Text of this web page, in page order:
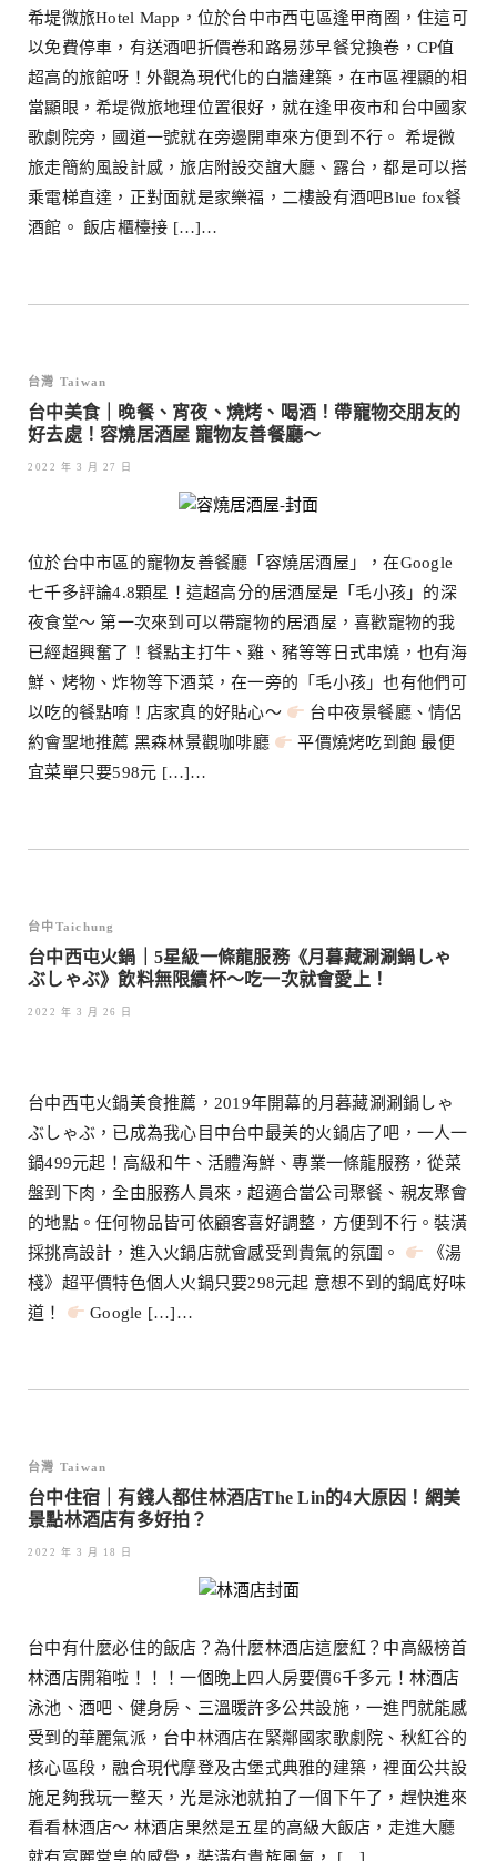
希堤微旅Hotel Mapp，位於台中市西屯區逢甲商圈，住這可
以免費停車，有送酒吧折價卷和路易莎早餐兌換卷，CP值
超高的旅館呀！外觀為現代化的白牆建築，在市區裡顯的相
當顯眼，希堤微旅地理位置很好，就在逢甲夜市和台中國家
歌劇院旁，國道一號就在旁邊開車來方便到不行。 希堤微
旅走簡約風設計感，旅店附設交誼大廳、露台，都是可以搭
乘電梯直達，正對面就是家樂福，二樓設有酒吧Blue fox餐
酒館。 飯店櫃檯接 […]…
台灣 Taiwan
台中美食｜晚餐、宵夜、燒烤、喝酒！帶寵物交朋友的
好去處！容燒居酒屋 寵物友善餐廳～
2022 年 3 月 27 日
位於台中市區的寵物友善餐廳「容燒居酒屋」，在Google
七千多評論4.8顆星！這超高分的居酒屋是「毛小孩」的深
夜食堂～ 第一次來到可以帶寵物的居酒屋，喜歡寵物的我
已經超興奮了！餐點主打牛、雞、豬等等日式串燒，也有海
鮮、烤物、炸物等下酒菜，在一旁的「毛小孩」也有他們可
以吃的餐點唷！店家真的好貼心～
台中夜景餐廳、情侶
約會聖地推薦 黑森林景觀咖啡廳
平價燒烤吃到飽 最便
宜菜單只要598元 […]…
台中Taichung
台中西屯火鍋｜5星級一條龍服務《月暮藏涮涮鍋しゃ
ぶしゃぶ》飲料無限續杯～吃一次就會愛上！
2022 年 3 月 26 日
台中西屯火鍋美食推薦，2019年開幕的月暮藏涮涮鍋しゃ
ぶしゃぶ，已成為我心目中台中最美的火鍋店了吧，一人一
鍋499元起！高級和牛、活體海鮮、專業一條龍服務，從菜
盤到下肉，全由服務人員來，超適合當公司聚餐、親友聚會
的地點。任何物品皆可依顧客喜好調整，方便到不行。裝潢
採挑高設計，進入火鍋店就會感受到貴氣的氛圍。
《湯
棧》超平價特色個人火鍋只要298元起 意想不到的鍋底好味
道！
Google […]…
台灣 Taiwan
台中住宿｜有錢人都住林酒店The Lin的4大原因！網美
景點林酒店有多好拍？
2022 年 3 月 18 日
台中有什麼必住的飯店？為什麼林酒店這麼紅？中高級榜首
林酒店開箱啦！！！一個晚上四人房要價6千多元！林酒店
泳池、酒吧、健身房、三溫暖許多公共設施，一進門就能感
受到的華麗氣派，台中林酒店在緊鄰國家歌劇院、秋紅谷的
核心區段，融合現代摩登及古堡式典雅的建築，裡面公共設
施足夠我玩一整天，光是泳池就拍了一個下午了，趕快進來
看看林酒店～ 林酒店果然是五星的高級大飯店，走進大廳